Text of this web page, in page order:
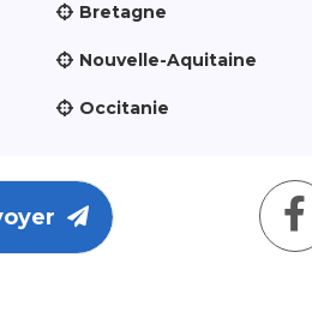
Bretagne
Nouvelle-Aquitaine
Occitanie